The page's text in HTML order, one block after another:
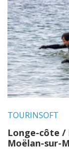
TOURINSOFT
Longe-côte /
Moëlan-sur-